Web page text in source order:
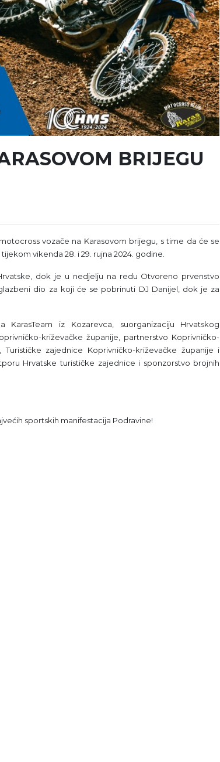
BRIJEGU
vozače na Karasovom brijegu, s time da će se
vikenda 28. i 29. rujna 2024. godine.
dok je u nedjelju na redu Otvoreno prvenstvo
dio za koji će se pobrinuti DJ Danijel, dok je za
iz Kozarevca, suorganizaciju Hrvatskog
križevačke županije, partnerstvo Koprivničko-
zajednice Koprivničko-križevačke županije i
Hrvatske turističke zajednice i sponzorstvo brojnih
sportskih manifestacija Podravine!